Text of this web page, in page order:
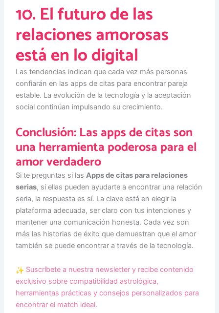
10. El futuro de las
relaciones amorosas
está en lo digital
Las tendencias indican que cada vez más personas
confiarán en las apps de citas para encontrar pareja
estable. La evolución de la tecnología y la aceptación
social continúan impulsando su crecimiento.
Conclusión: Las apps de citas son
una herramienta poderosa para el
amor verdadero
Si te preguntas si lasApps de citas para relaciones
serias, si ellas pueden ayudarte a encontrar una relación
seria, la respuesta es sí. La clave está en elegir la
plataforma adecuada, ser claro con tus intenciones y
mantener una comunicación honesta. Cada vez son
más las historias de éxito que demuestran que el amor
también se puede encontrar a través de la tecnología.
Suscríbete a nuestra newsletter y recibe contenido
exclusivo sobre compatibilidad astrológica,
herramientas prácticas y consejos personalizados para
encontrar el match ideal.